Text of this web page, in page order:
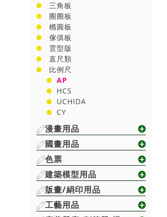
三角板
圈圈板
橢圓板
傢俱板
雲型版
直尺類
比例尺
AP
HCS
UCHIDA
CY
漫畫用品
國畫用品
色票
建築模型用品
版畫/絹印用品
工藝用品